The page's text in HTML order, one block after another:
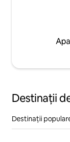
Destinații
Destinații